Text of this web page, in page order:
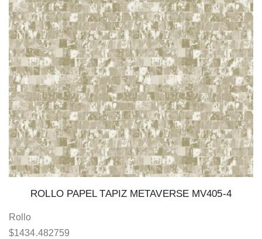
ROLLO PAPEL TAPIZ METAVERSE MV405-4
Rollo
$1434.482759